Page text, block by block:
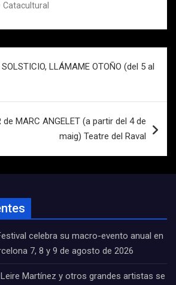
Catacultural
LLÁMAME OTOÑO (del 5 al
de MARC ANGELET (a partir del 4 de
maig) Teatre del Raval
celebra su macro-evento anual en
7, 8 y 9 de agosto de 2026
Martínez y otros grandes artistas se